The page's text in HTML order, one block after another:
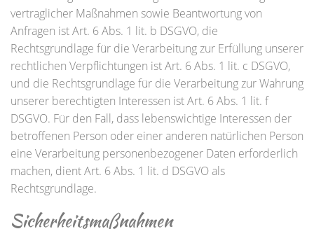
vertraglicher Maßnahmen sowie Beantwortung von
Anfragen ist Art. 6 Abs. 1 lit. b DSGVO, die
Rechtsgrundlage für die Verarbeitung zur Erfüllung unserer
rechtlichen Verpflichtungen ist Art. 6 Abs. 1 lit. c DSGVO,
und die Rechtsgrundlage für die Verarbeitung zur Wahrung
unserer berechtigten Interessen ist Art. 6 Abs. 1 lit. f
DSGVO. Für den Fall, dass lebenswichtige Interessen der
betroffenen Person oder einer anderen natürlichen Person
eine Verarbeitung personenbezogener Daten erforderlich
machen, dient Art. 6 Abs. 1 lit. d DSGVO als
Rechtsgrundlage.
Sicherheitsmaßnahmen